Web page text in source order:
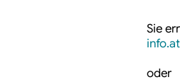
Sie
oder